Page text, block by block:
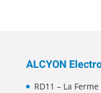
ALCYON
RD11 – La